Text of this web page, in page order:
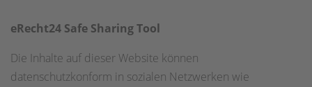
eRecht24 Safe Sharing Tool
Die Inhalte auf dieser Website können
datenschutzkonform in sozialen Netzwerken wie